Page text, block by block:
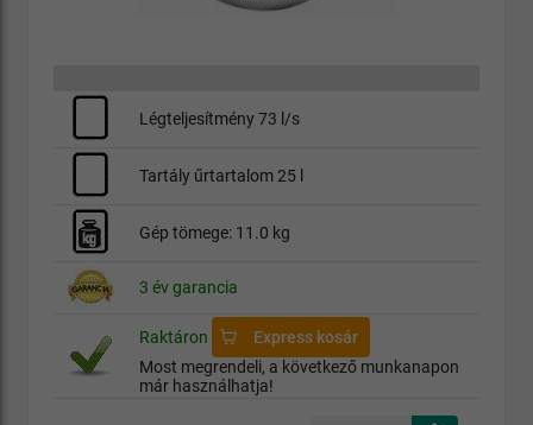
Légteljesítmény 73 l/s
Tartály űrtartalom 25 l
Gép tömege: 11.0 kg
3 év garancia
Raktáron
Express kosár
Most megrendeli, a következő munkanapon
már használhatja!